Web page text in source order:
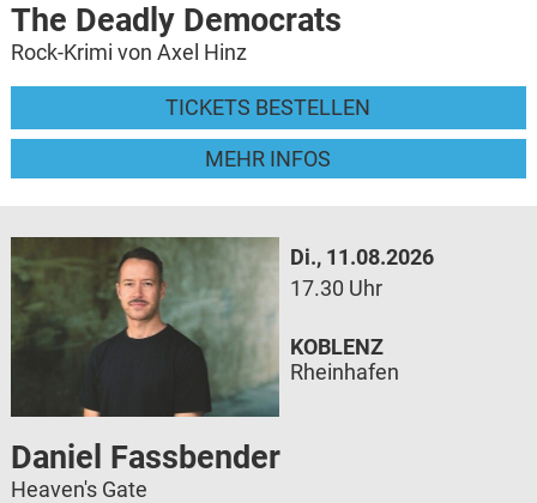
The Deadly Democrats
Rock-Krimi von Axel Hinz
TICKETS BESTELLEN
MEHR INFOS
Di., 11.08.2026
17.30 Uhr
Daniel Fassbender
Heaven's Gate
KOBLENZ
Rheinhafen